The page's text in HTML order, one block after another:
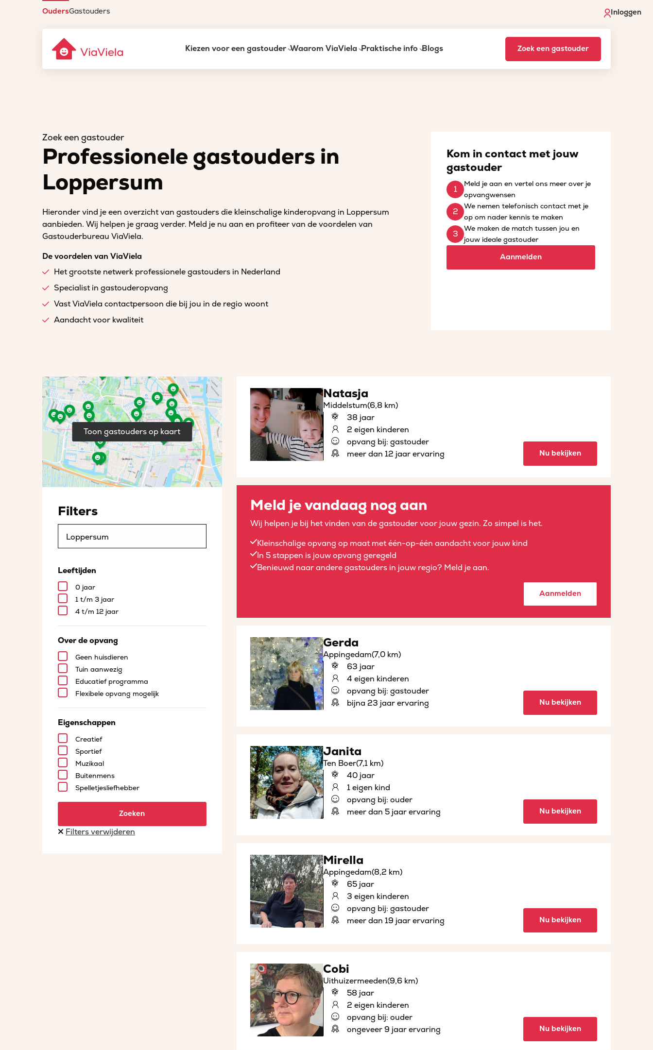
OudersGastouders Inloggen
Kiezen voor een gastouder Waarom ViaViela Praktische info Blogs Zoek een gastouder
Zoek een gastouder
Professionele gastouders in
Loppersum
Hieronder vind je een overzicht van gastouders die kleinschalige kinderopvang in Loppersum
aanbieden. Wij helpen je graag verder. Meld je nu aan en profiteer van de voordelen van
Gastouderbureau ViaViela.
De voordelen van ViaViela
Het grootste netwerk professionele gastouders in Nederland
Specialist in gastouderopvang
Vast ViaViela contactpersoon die bij jou in de regio woont
Aandacht voor kwaliteit
Kom in contact met jouw
gastouder
Meld je aan en vertel ons meer over je
opvangwensen
We nemen telefonisch contact met je
op om nader kennis te maken
We maken de match tussen jou en
jouw ideale gastouder
Aanmelden
Toon gastouders op kaart
Filters
Leeftijden
0 jaar
1 t/m 3 jaar
4 t/m 12 jaar
Over de opvang
Geen huisdieren
Tuin aanwezig
Educatief programma
Flexibele opvang mogelijk
Eigenschappen
Creatief
Sportief
Muzikaal
Buitenmens
Spelletjesliefhebber
Zoeken
Filters verwijderen
Natasja
Middelstum(6,8 km)
38 jaar
2 eigen kinderen
opvang bij: gastouder
meer dan 12 jaar ervaring
Nu bekijken
Meld je vandaag nog aan
Wij helpen je bij het vinden van de gastouder voor jouw gezin. Zo simpel is het.
Kleinschalige opvang op maat met één-op-één aandacht voor jouw kind
In 5 stappen is jouw opvang geregeld
Benieuwd naar andere gastouders in jouw regio? Meld je aan.
Aanmelden
Gerda
Appingedam(7,0 km)
63 jaar
4 eigen kinderen
opvang bij: gastouder
bijna 23 jaar ervaring
Nu bekijken
Janita
Ten Boer(7,1 km)
40 jaar
1 eigen kind
opvang bij: ouder
meer dan 5 jaar ervaring
Nu bekijken
Mirella
Appingedam(8,2 km)
65 jaar
3 eigen kinderen
opvang bij: gastouder
meer dan 19 jaar ervaring
Nu bekijken
Cobi
Uithuizermeeden(9,6 km)
58 jaar
2 eigen kinderen
opvang bij: ouder
ongeveer 9 jaar ervaring
Nu bekijken